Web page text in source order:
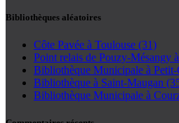
Bibliothèques aléatoires
Côte Pavée à Toulouse (31)
Point relais de Pouzy-Mésangy
Bibliothèque Municipale à
Bibliothèque à Saint-Maugan
Bibliothèque Municipale à